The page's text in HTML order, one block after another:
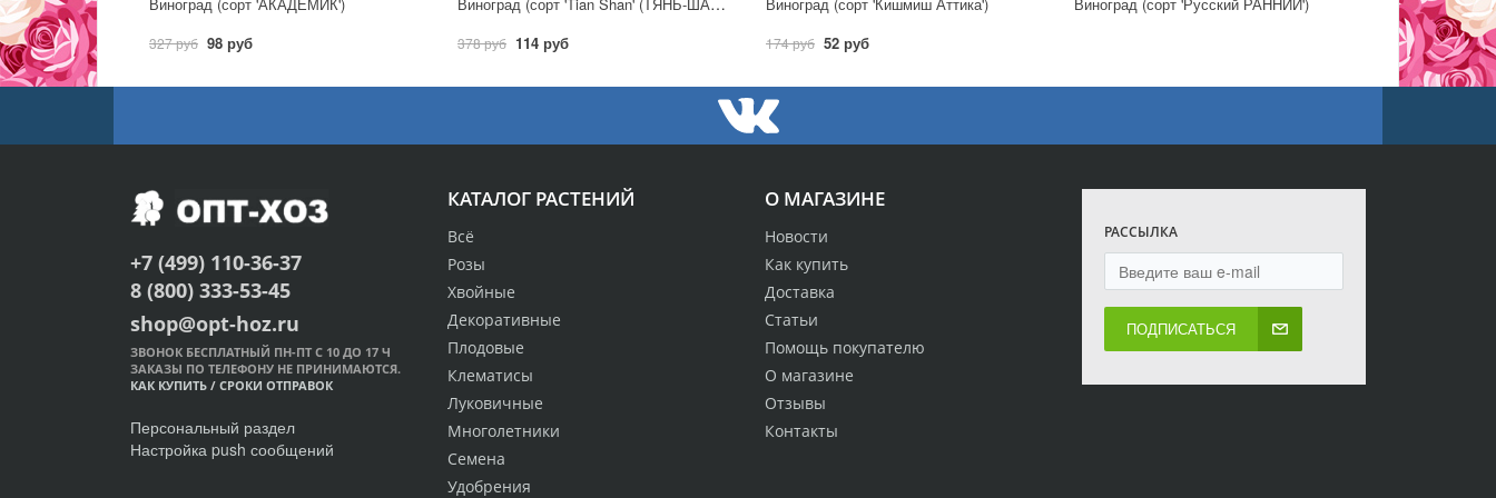
Виноград (сорт 'АКАДЕМИК')
327 руб 98 руб 378 руб 114 руб
Виноград (сорт 'Кишмиш Аттика')
174 руб 52 руб
Виноград (сорт 'Русский РАННИЙ')
О МАГАЗИНЕ
Новости
Как купить
Доставка
Статьи
Помощь покупателю
О магазине
Отзывы
Контакты
КАТАЛОГ РАСТЕНИЙ
Всё
Розы
Хвойные
Декоративные
Плодовые
Клематисы
Луковичные
Многолетники
Семена
Удобрения
РАССЫЛКА
ПОДПИСАТЬСЯ
+7 (499) 110-36-37
8 (800) 333-53-45
shop@opt-hoz.ru
ЗВОНОК БЕСПЛАТНЫЙ ПН-ПТ С 10 ДО 17 Ч
ЗАКАЗЫ ПО ТЕЛЕФОНУ НЕ ПРИНИМАЮТСЯ.
КАК КУПИТЬ / СРОКИ ОТПРАВОК
Персональный раздел
Настройка push сообщений